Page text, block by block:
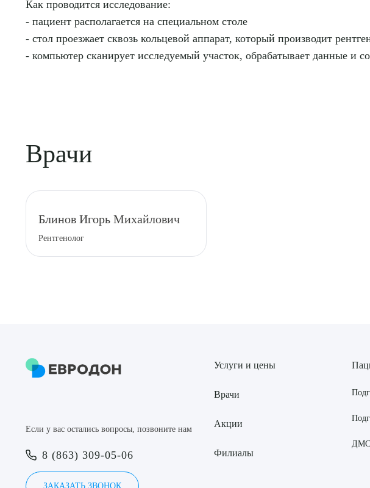
Как проводится исследование:
- пациент располагается на специальном столе
- стол проезжает сквозь кольцевой аппарат, который производит
- компьютер сканирует исследуемый участок, обрабатывает данные и
Врачи
Блинов Игорь Михайлович
Рентгенолог
Если у вас остались вопросы, позвоните нам
8 (863) 309-05-06
ЗАКАЗАТЬ ЗВОНОК
Услуги и цены
Врачи
Акции
Филиалы
ДМС